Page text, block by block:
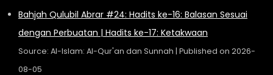
Bahjah Qulubil Abrar #24: Hadits ke-16: Balasan Sesuai
dengan Perbuatan | Hadits ke-17: Ketakwaan
Source: Al-Islam: Al-Qur'an dan Sunnah Published on 2026-
08-05